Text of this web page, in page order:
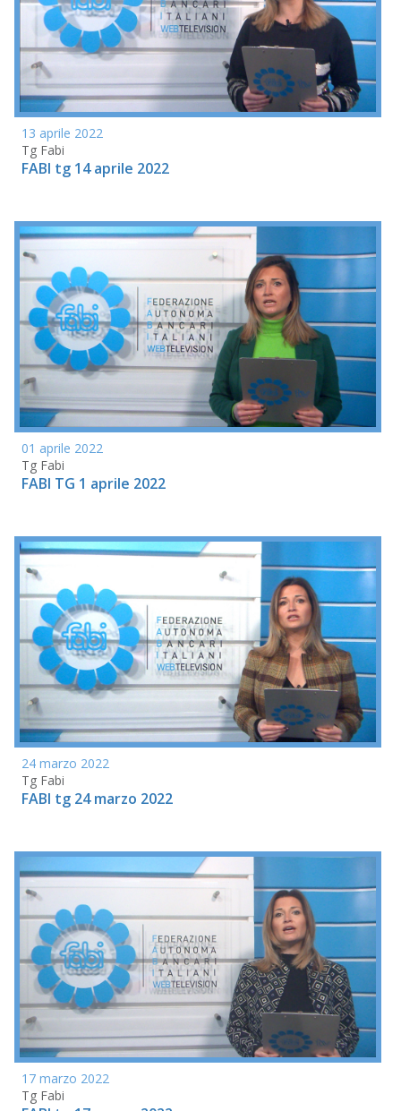
13 aprile 2022
Tg Fabi
FABI tg 14 aprile 2022
01 aprile 2022
Tg Fabi
FABI TG 1 aprile 2022
24 marzo 2022
Tg Fabi
FABI tg 24 marzo 2022
17 marzo 2022
Tg Fabi